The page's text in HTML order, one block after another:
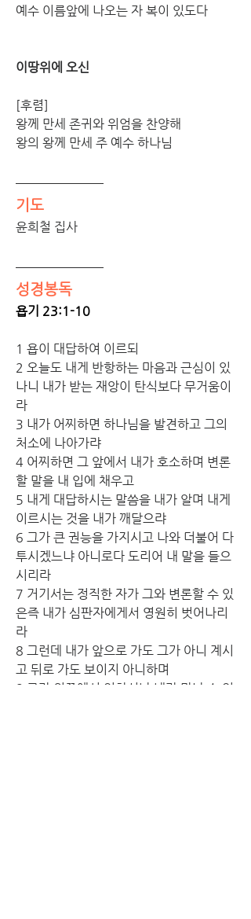
예수 이름앞에 나오는 자 복이 있도다
이땅위에 오신
[후렴]
왕께 만세 존귀와 위엄을 찬양해
왕의 왕께 만세 주 예수 하나님
기도
윤희철 집사
성경봉독
욥기 23:1-10
1 욥이 대답하여 이르되
2 오늘도 내게 반항하는 마음과 근심이 있
나니 내가 받는 재앙이 탄식보다 무거움이
라
3 내가 어찌하면 하나님을 발견하고 그의
처소에 나아가랴
4 어찌하면 그 앞에서 내가 호소하며 변론
할 말을 내 입에 채우고
5 내게 대답하시는 말씀을 내가 알며 내게
이르시는 것을 내가 깨달으랴
6 그가 큰 권능을 가지시고 나와 더불어 다
투시겠느냐 아니로다 도리어 내 말을 들으
시리라
7 거기서는 정직한 자가 그와 변론할 수 있
은즉 내가 심판자에게서 영원히 벗어나리
라
8 그런데 내가 앞으로 가도 그가 아니 계시
고 뒤로 가도 보이지 아니하며
9 그가 왼쪽에서 일하시나 내가 만날 수 없